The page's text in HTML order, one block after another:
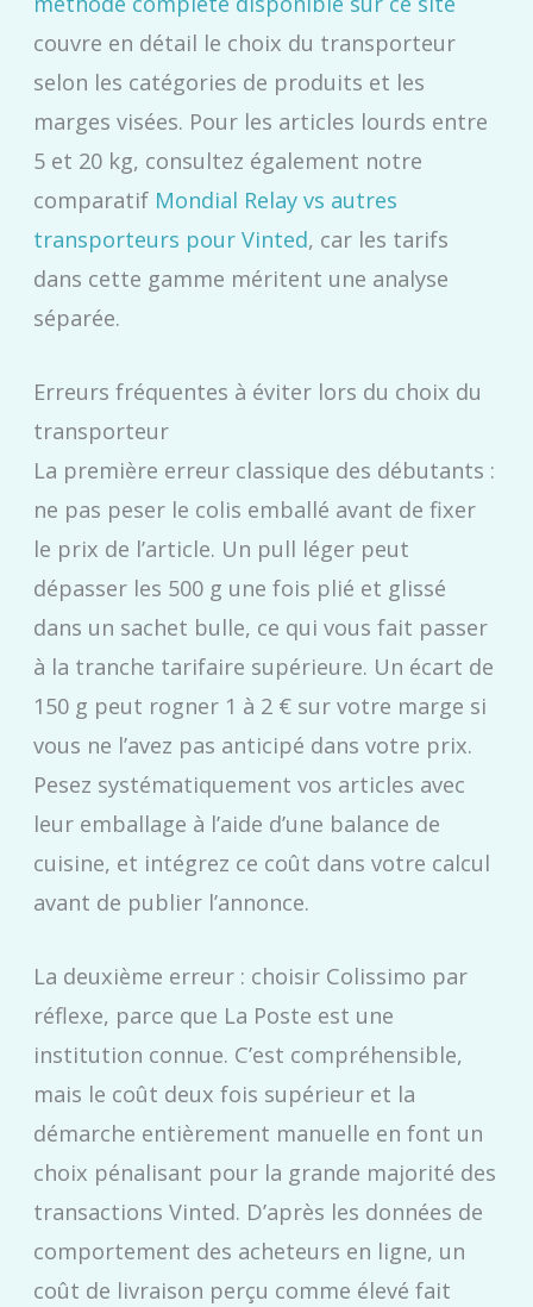
couvre en détail le choix du transporteur
selon les catégories de produits et les
marges visées. Pour les articles lourds entre
5 et 20 kg, consultez également notre
comparatif Mondial Relay vs autres
transporteurs pour Vinted, car les tarifs
dans cette gamme méritent une analyse
séparée.
Erreurs fréquentes à éviter lors du choix du
transporteur
La première erreur classique des débutants :
ne pas peser le colis emballé avant de fixer
le prix de l’article. Un pull léger peut
dépasser les 500 g une fois plié et glissé
dans un sachet bulle, ce qui vous fait passer
à la tranche tarifaire supérieure. Un écart de
150 g peut rogner 1 à 2 € sur votre marge si
vous ne l’avez pas anticipé dans votre prix.
Pesez systématiquement vos articles avec
leur emballage à l’aide d’une balance de
cuisine, et intégrez ce coût dans votre calcul
avant de publier l’annonce.
La deuxième erreur : choisir Colissimo par
réflexe, parce que La Poste est une
institution connue. C’est compréhensible,
mais le coût deux fois supérieur et la
démarche entièrement manuelle en font un
choix pénalisant pour la grande majorité des
transactions Vinted. D’après les données de
comportement des acheteurs en ligne, un
coût de livraison perçu comme élevé fait